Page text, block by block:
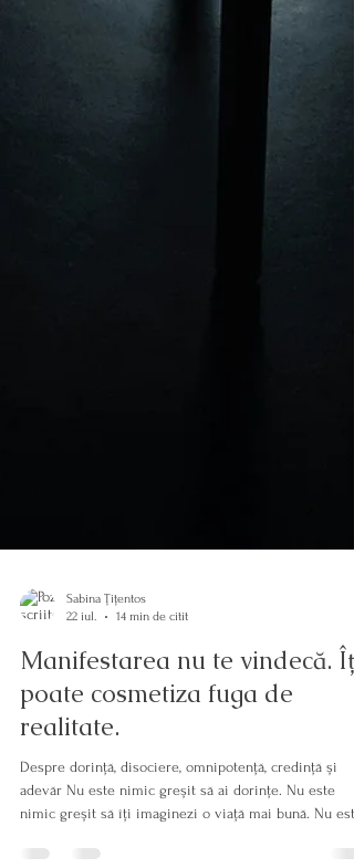
22 iul.
14 min de citit
Manifestarea nu te vindecă. Îți
poate cosmetiza fuga de
realitate.
Despre dorință, disociere, omnipotență, credință și
nimic greșit să îți imaginezi o viață mai bună. Nu este